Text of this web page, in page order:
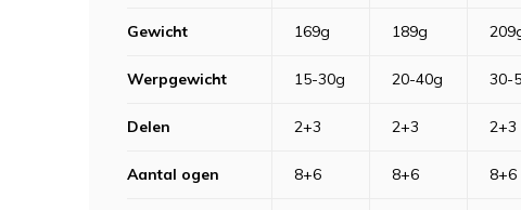
Gewicht 169g 189g
Werpgewicht 15-30g 20-40g 30-
Delen 2+3 2+3 2+3
Aantal ogen 8+6 8+6 8+6